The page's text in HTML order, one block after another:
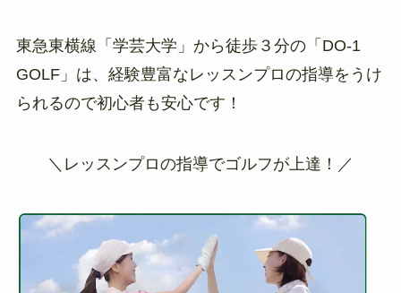
東急東横線「学芸大学」から徒歩３分の「DO-1
GOLF」は、経験豊富なレッスンプロの指導をうけ
られるので初心者も安心です！
＼レッスンプロの指導でゴルフが上達！／